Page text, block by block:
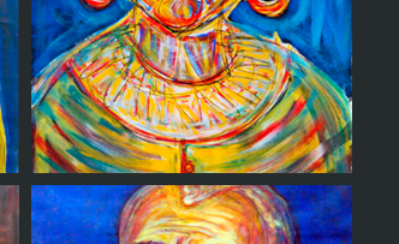
Sintiendo la luna